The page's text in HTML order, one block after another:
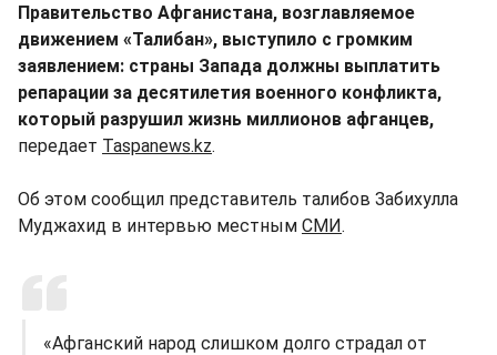
Правительство Афганистана, возглавляемое
движением «Талибан», выступило с громким
заявлением: страны Запада должны выплатить
репарации за десятилетия военного конфликта,
который разрушил жизнь миллионов афганцев,
передает Taspanews.kz.
Об этом сообщил представитель талибов Забихулла
Муджахид в интервью местным СМИ.
«Афганский народ слишком долго страдал от